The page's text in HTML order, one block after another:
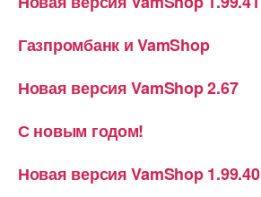
Газпромбанк и VamShop
Новая версия VamShop 2.67
С новым годом!
Новая версия VamShop 1.99.40